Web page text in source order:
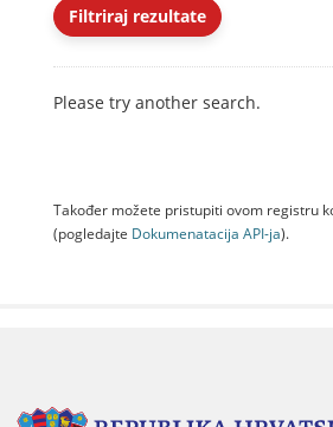
Filtriraj rezultate
Please try another search.
Također možete pristupiti ovom registru
(pogledajte Dokumenаtаcijа API-jа).